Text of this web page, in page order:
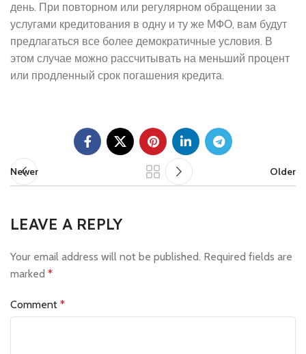
день. При повторном или регулярном обращении за
услугами кредитования в одну и ту же МФО, вам будут
предлагаться все более демократичные условия. В
этом случае можно рассчитывать на меньший процент
или продленный срок погашения кредита.
Newer Older
LEAVE A REPLY
Your email address will not be published. Required fields are
marked *
Comment *